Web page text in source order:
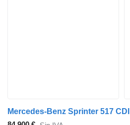
Mercedes-Benz Sprinter 517